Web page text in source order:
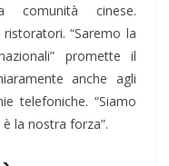
comunità cinese.
“Saremo la
promette il
anche agli
telefoniche. “Siamo
è la nostra forza”.